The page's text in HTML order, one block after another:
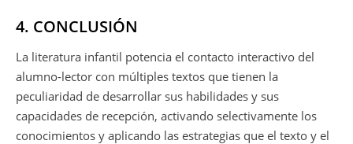
4. CONCLUSIÓN
La literatura infantil potencia el contacto interactivo del
alumno-lector con múltiples textos que tienen la
peculiaridad de desarrollar sus habilidades y sus
capacidades de recepción, activando selectivamente los
conocimientos y aplicando las estrategias que el texto y el